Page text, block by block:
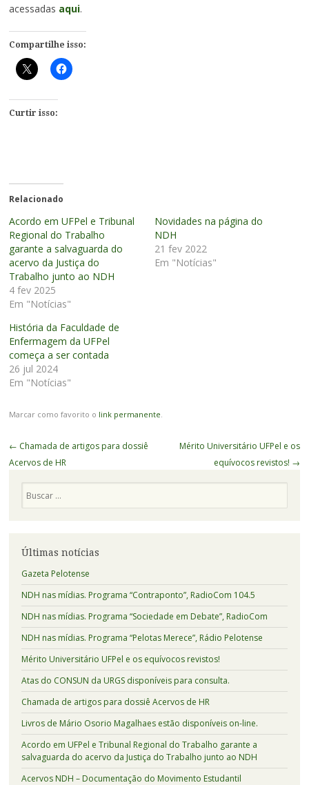
acessadas aqui.
Compartilhe isso:
Curtir isso:
Relacionado
Acordo em UFPel e Tribunal
Regional do Trabalho
garante a salvaguarda do
acervo da Justiça do
Trabalho junto ao NDH
4 fev 2025
Em "Notícias"
Novidades na página do
NDH
21 fev 2022
Em "Notícias"
História da Faculdade de
Enfermagem da UFPel
começa a ser contada
26 jul 2024
Em "Notícias"
Marcar como favorito o link permanente
Navegação
de
← Chamada de artigos para dossiê
Acervos de HR
Mérito Universitário UFPel e os
equívocos revistos! →
Últimas notícias
Gazeta Pelotense
NDH nas mídias. Programa “Contraponto”, RadioCom 104.5
NDH nas mídias. Programa “Sociedade em Debate”, RadioCom
NDH nas mídias. Programa “Pelotas Merece”, Rádio Pelotense
Mérito Universitário UFPel e os equívocos revistos!
Atas do CONSUN da URGS disponíveis para consulta.
Chamada de artigos para dossiê Acervos de HR
Livros de Mário Osorio Magalhaes estão disponíveis on-line.
Acordo em UFPel e Tribunal Regional do Trabalho garante a
salvaguarda do acervo da Justiça do Trabalho junto ao NDH
Acervos NDH – Documentação do Movimento Estudantil